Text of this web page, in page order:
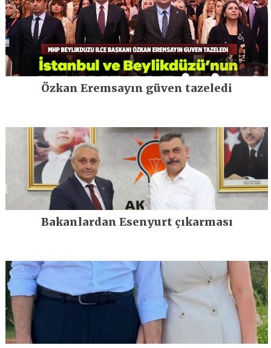
Özkan Eremsayın güven tazeledi
Bakanlardan Esenyurt çıkarması